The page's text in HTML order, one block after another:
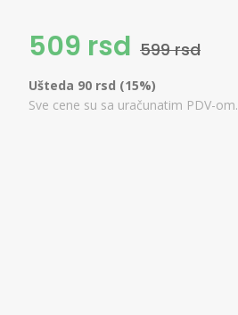
509 rsd 599 rsd
Ušteda 90 rsd (15%)
Sve cene su sa uračunatim PDV-om.